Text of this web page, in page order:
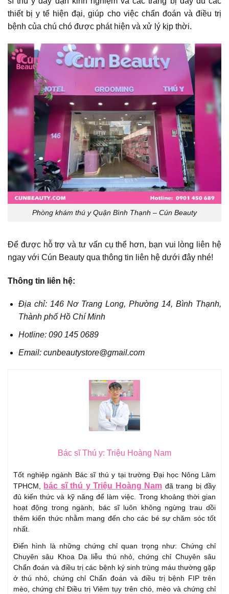
thiết bị y tế hiện đại, giúp cho việc chẩn đoán và điều trị
bệnh của chú chó được phát hiện và xử lý kịp thời.
Phòng khám thú y Quận Bình Thạnh – Cún Beauty
Để được hỗ trợ và tư vấn cụ thể hơn, bạn vui lòng liên hệ
ngay với Cún Beauty qua thông tin liên hệ dưới đây nhé!
Thông tin liên hệ:
Địa chỉ: 146 Nơ Trang Long, Phường 14, Bình Thạnh,
Thành phố Hồ Chí Minh
Hotline: 090 145 0689
Email: cunbeautystore@gmail.com
Bác sĩ Thú y: Triệu Hoàng Nam
Tốt nghiệp ngành Bác sĩ thú y tại trường Đại học Nông Lâm
TPHCM, bác sĩ thú y Triệu Hoàng Nam đã trang bị đầy
đủ kiến thức và kỹ năng để làm việc. Trong khoảng thời gian
hoạt động trong ngành, bác sĩ luôn không ngừng trau dồi
thêm kiến thức nhằm mang đến cho các bé sự chăm sóc tốt
nhất.
Điển hình là những chứng chỉ quan trọng như: Chứng chỉ
Chuyên sâu Khoa Da liễu thú nhỏ, chứng chỉ Chuyên sâu
Chẩn đoán và điều trị các bệnh ký sinh trùng máu thường gặp
ở thú nhỏ, chứng chỉ Chẩn đoán và điều trị bệnh FIP trên
mèo, chứng chỉ Điều trị Viêm tụy trên chó, mèo và chứng chỉ